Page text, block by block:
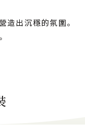
造出沉穩的氛圍。